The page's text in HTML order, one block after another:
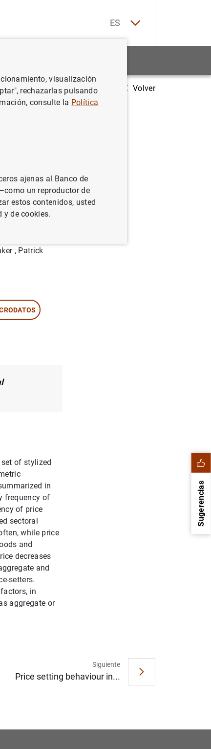
ES
Some stylized facts from Individual Consumer Price Data
Volver
, Patrick
of stylized
in
frequency of
of price
sectoral
while price
and
decreases
and
setters.
in
aggregate or
Siguiente
Price setting behaviour in...
Sugerencias
visualización
rechazarlas pulsando
consulte la Política
ajenas al Banco de
un reproductor de
estos contenidos, usted
y de cookies.